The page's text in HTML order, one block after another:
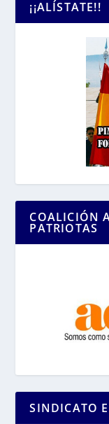
¡¡ALÍSTATE!!
COALICIÓN
PATRIOTAS
SINDICATO